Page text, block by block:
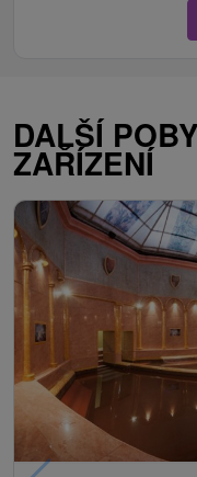
DALŠÍ
ZAŘÍZENÍ